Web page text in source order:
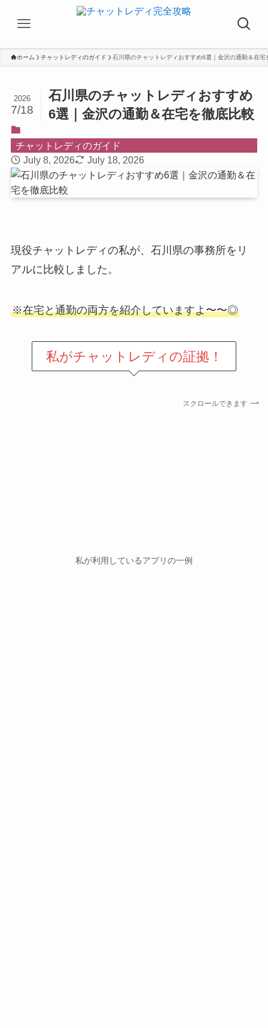
ホーム チャットレディのガイド 石川県のチャットレディおすすめ6選｜金沢の通勤＆在宅
石川県のチャットレディおすすめ
6選｜金沢の通勤＆在宅を徹底比較
2026
7/18
チャットレディのガイド
July 8, 2026
July 18, 2026
現役チャットレディの私が、石川県の事務所をリ
アルに比較しました。
※在宅と通勤の両方を紹介していますよ〜〜◎
私がチャットレディの証拠！
スクロールできます
私が利用しているアプリの一例